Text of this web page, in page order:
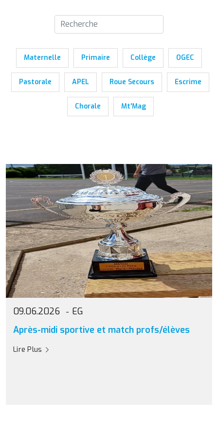
Maternelle Primaire Collège OGEC
Pastorale APEL Roue Secours Escrime
Chorale Mt'Mag
09.06.2026
EG
Après-midi sportive et match profs/élèves
Lire Plus